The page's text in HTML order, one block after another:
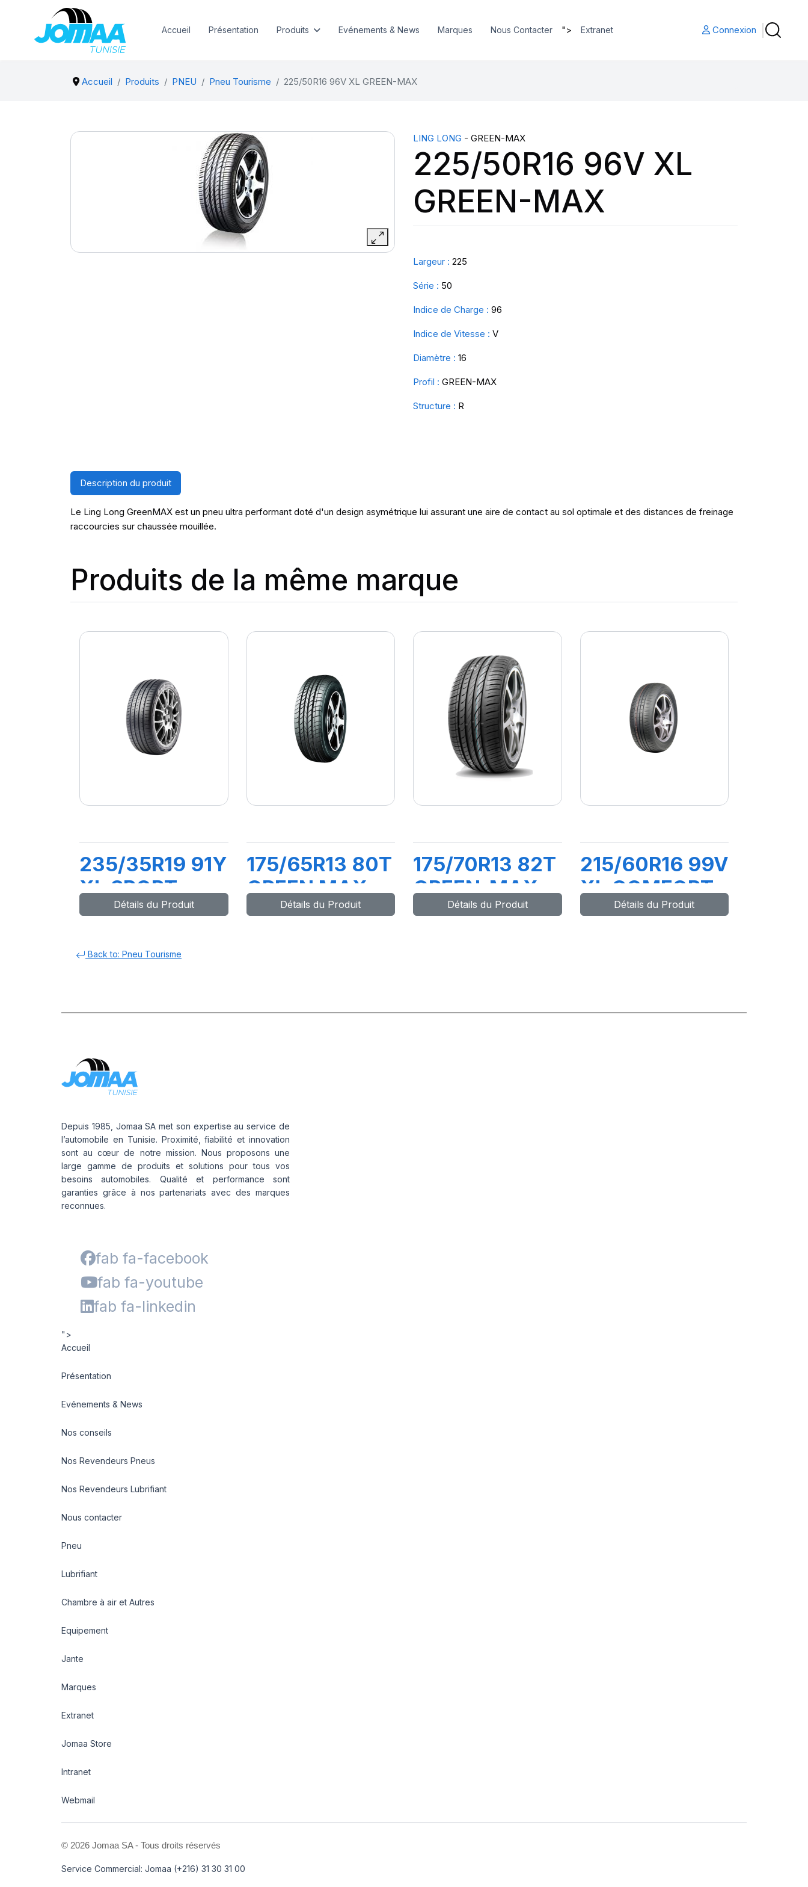
Accueil Présentation Produits Evénements & News Marques Nous Contacter "> Extranet Connexion
Accueil Produits PNEU Pneu Tourisme 225/50R16 96V XL GREEN-MAX
LING LONG - GREEN-MAX
225/50R16 96V XL
GREEN-MAX
Largeur : 225
Série : 50
Indice de Charge : 96
Indice de Vitesse : V
Diamètre : 16
Profil : GREEN-MAX
Structure : R
Description du produit
Le Ling Long GreenMAX est un pneu ultra performant doté d'un design asymétrique lui assurant une aire de contact au sol optimale et des distances de freinage
raccourcies sur chaussée mouillée.
Produits de la même marque
235/35R19 91Y
XL SPORT
MASTER
Détails du Produit
175/65R13 80T
GREEN MAX
ET
Détails du Produit
175/70R13 82T
GREEN-MAX
ET
Détails du Produit
215/60R16 99V
XL COMFORT
MASTER
Détails du Produit
Back to: Pneu Tourisme
Depuis 1985, Jomaa SA met son expertise au service de
l’automobile en Tunisie. Proximité, fiabilité et innovation
sont au cœur de notre mission. Nous proposons une
large gamme de produits et solutions pour tous vos
besoins automobiles. Qualité et performance sont
garanties grâce à nos partenariats avec des marques
reconnues.
fab fa-facebook
fab fa-youtube
fab fa-linkedin
">
Accueil
Présentation
Evénements & News
Nos conseils
Nos Revendeurs Pneus
Nos Revendeurs Lubrifiant
Nous contacter
Pneu
Lubrifiant
Chambre à air et Autres
Equipement
Jante
Marques
Extranet
Jomaa Store
Intranet
Webmail
© 2026 Jomaa SA - Tous droits réservés
Service Commercial: Jomaa (+216) 31 30 31 00